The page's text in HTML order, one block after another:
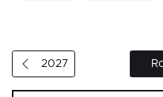
2027